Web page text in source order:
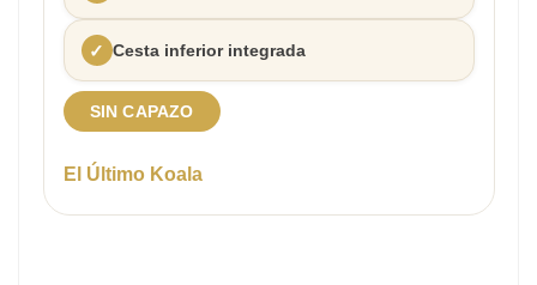
Cesta inferior integrada
SIN CAPAZO
El Último Koala